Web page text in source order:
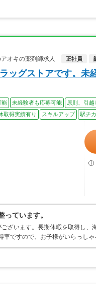
オキの薬剤師求人
正社員
ッグストアです。
能 未経験者も応募可能 原則、引越
取得実績有り スキルアップ 駅チカ
っています。
ざいます。長期休暇を取得し、
ですので、お子様がいらっし